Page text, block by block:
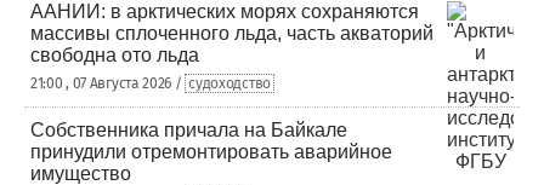
ААНИИ: в арктических морях сохраняются
массивы сплоченного льда, часть акваторий
свободна ото льда
21:00 , 07 Августа 2026 / судоходство
Собственника причала на Байкале
принудили отремонтировать аварийное
имущество